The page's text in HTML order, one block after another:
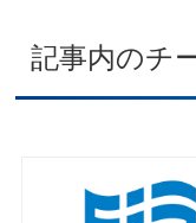
記事内のチ